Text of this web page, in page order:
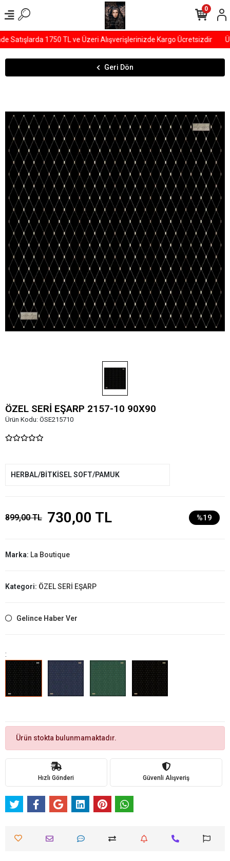
1750 TL ve Üzeri Alışverişlerinizde Kargo Ücretsizdir
0
Geri Dön
ÖZEL SERİ EŞARP 2157-10 90X90
Ürün Kodu: ÖSE215710
HERBAL/BİTKİSEL SOFT/PAMUK
899,00 TL 730,00 TL %19
Marka: La Boutique
Kategori: ÖZEL SERİ EŞARP
Gelince Haber Ver
:
Ürün stokta bulunmamaktadır.
Hızlı Gönderi Güvenli Alışveriş